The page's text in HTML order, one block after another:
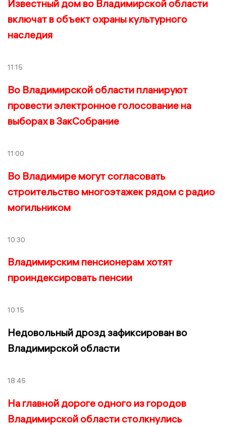
Известный дом во Владимирской области
включат в объект охраны культурного
наследия
11:15
Во Владимирской области планируют
провести электронное голосование на
выборах в ЗакСобрание
11:00
Во Владимире могут согласовать
строительство многоэтажек рядом с радио
могильником
10:30
Владимирским пенсионерам хотят
проиндексировать пенсии
10:15
Недовольный дрозд зафиксирован во
Владимирской области
18:45
На главной дороге одного из городов
Владимирской области столкнулись